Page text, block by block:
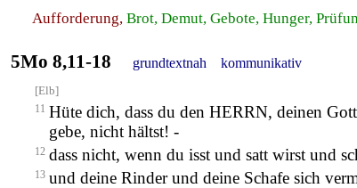
Aufforderung, Brot, Demut, Gebote, Hunger,
5Mo 8,11-18 grundtextnah kommunikativ
[Elb]
11 Hüte dich, dass du den HERRN, deinen
gebe, nicht hältst! -
12 dass nicht, wenn du isst und satt wirst und
13 und deine Rinder und deine Schafe sich